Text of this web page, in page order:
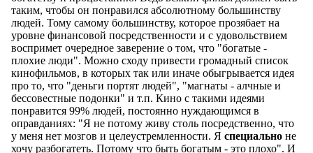
таким, чтобы он понравился абсолютному большинству
людей. Тому самому большинству, которое прозябает на
уровне финансовой посредственности и с удовольствием
воспримет очередное заверение о том, что "богатые -
плохие люди". Можно сходу привести громадный список
кинофильмов, в которых так или иначе обыгрывается идея
про то, что "деньги портят людей", "магнаты - алчные и
бессовестные подонки" и т.п. Кино с такими идеями
понравится 99% людей, постоянно нуждающимся в
оправданиях: "Я не потому живу столь посредственно, что
у меня нет мозгов и целеустремленности. Я специально не
хочу разбогатеть. Потому что быть богатым - это плохо". И